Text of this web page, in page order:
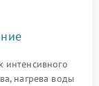
интенсивного
нагрева воды